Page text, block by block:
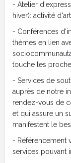
- Atelier
hiver): activité
- Conférences
thèmes en lien
touche les
- Services de
auprès de notre
rendez-vous de
et qui assure un
manifestent le
- Référencement
services pouvant